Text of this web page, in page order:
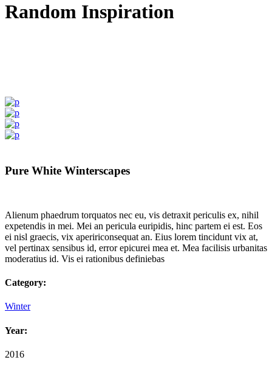
Random Inspiration
Pure White Winterscapes
Alienum phaedrum torquatos nec eu, vis detraxit periculis ex, nihil
expetendis in mei. Mei an pericula euripidis, hinc partem ei est. Eos
ei nisl graecis, vix apeririconsequat an. Eius lorem tincidunt vix at,
vel pertinax sensibus id, error epicurei mea et. Mea facilisis urbanitas
moderatius id. Vis ei rationibus definiebas
Category:
Winter
Year:
2016